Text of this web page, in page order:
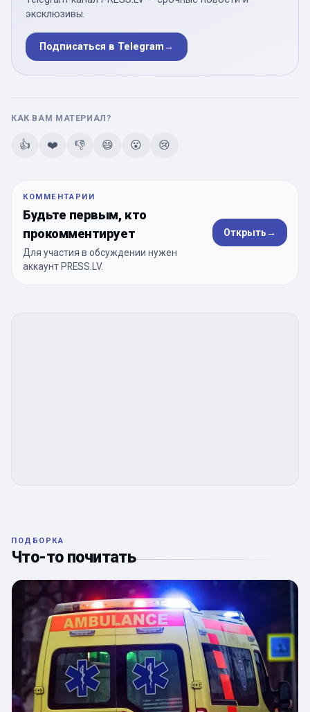
эксклюзивы.
Подписаться в Telegram→
КАК ВАМ МАТЕРИАЛ?
👍 ❤️ 👎 😄 😮 😢
КОММЕНТАРИИ
Будьте первым, кто
прокомментирует
Для участия в обсуждении нужен
аккаунт PRESS.LV.
Открыть→
ПОДБОРКА
Что-то почитать